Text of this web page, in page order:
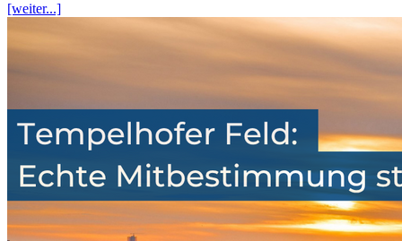
[weiter...]